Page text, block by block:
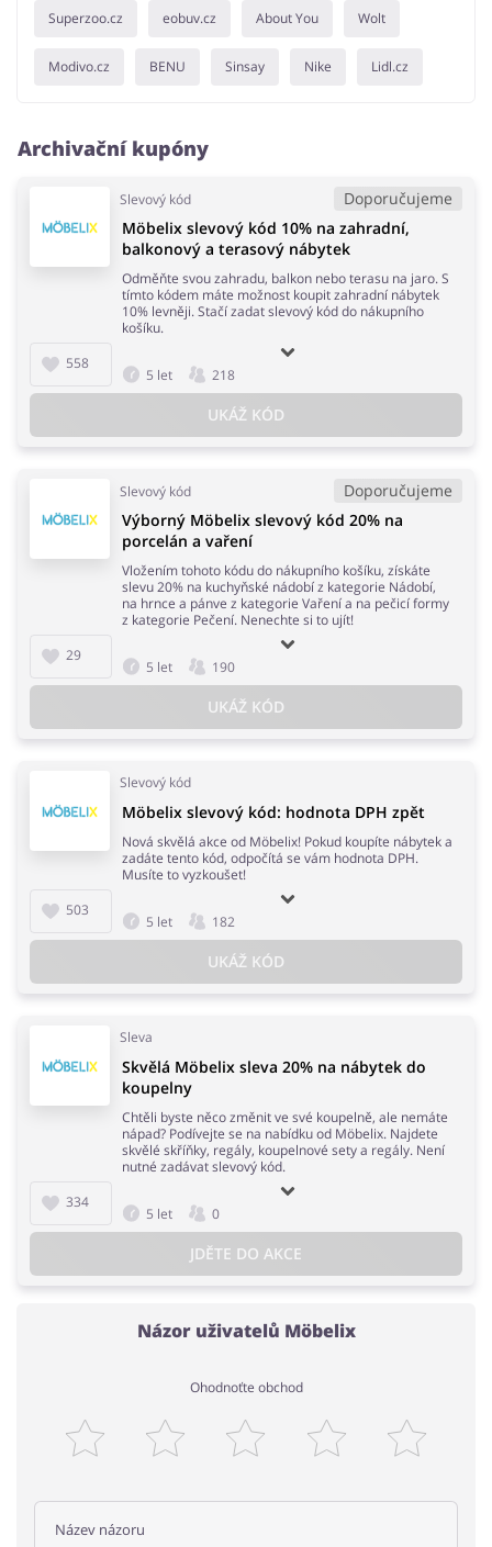
Superzoo.cz eobuv.cz About You Wolt
Modivo.cz BENU Sinsay Nike Lidl.cz
Archivační kupóny
Slevový kód Doporučujeme
558
Möbelix slevový kód 10% na zahradní,
balkonový a terasový nábytek
Odměňte svou zahradu, balkon nebo terasu na jaro. S
tímto kódem máte možnost koupit zahradní nábytek
10% levněji. Stačí zadat slevový kód do nákupního
košíku.
5 let 218
UKÁŽ KÓD
Slevový kód Doporučujeme
29
Výborný Möbelix slevový kód 20% na
porcelán a vaření
Vložením tohoto kódu do nákupního košíku, získáte
slevu 20% na kuchyňské nádobí z kategorie Nádobí,
na hrnce a pánve z kategorie Vaření a na pečicí formy
z kategorie Pečení. Nenechte si to ujít!
5 let 190
UKÁŽ KÓD
Slevový kód
503
Möbelix slevový kód: hodnota DPH zpět
Nová skvělá akce od Möbelix! Pokud koupíte nábytek a
zadáte tento kód, odpočítá se vám hodnota DPH.
Musíte to vyzkoušet!
5 let 182
UKÁŽ KÓD
Sleva
334
Skvělá Möbelix sleva 20% na nábytek do
koupelny
Chtěli byste něco změnit ve své koupelně, ale nemáte
nápad? Podívejte se na nabídku od Möbelix. Najdete
skvělé skříňky, regály, koupelnové sety a regály. Není
nutné zadávat slevový kód.
5 let 0
JDĚTE DO AKCE
Názor uživatelů Möbelix
Ohodnoťte obchod